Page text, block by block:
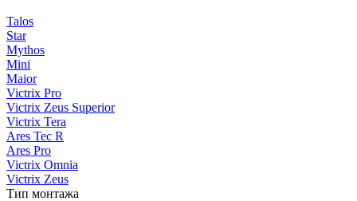
Talos
Star
Mythos
Mini
Maior
Victrix Pro
Victrix Zeus Superior
Victrix Tera
Ares Tec R
Ares Pro
Victrix Omnia
Victrix Zeus
Тип монтажа